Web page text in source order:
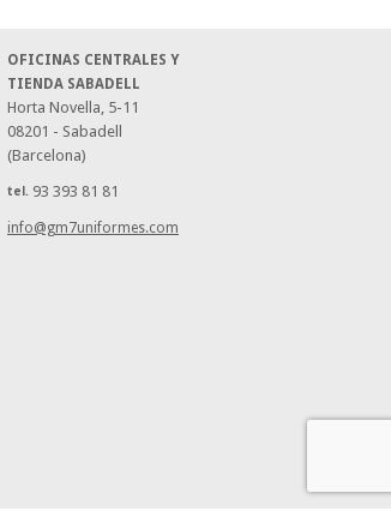
OFICINAS CENTRALES Y
TIENDA SABADELL
Horta Novella, 5-11
08201 - Sabadell
(Barcelona)
tel. 93 393 81 81
info@gm7uniformes.com